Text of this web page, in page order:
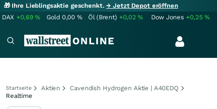
🎁 Ihre Lieblingsaktie geschenkt.→ Jetzt Depot eröffnen
DAX +0,69% Gold 0,00 % Öl (Brent) +0,02% Dow Jones +0,25%
Startseite Aktien
Cavendish Hydrogen Aktie | A40EDQ
Realtime